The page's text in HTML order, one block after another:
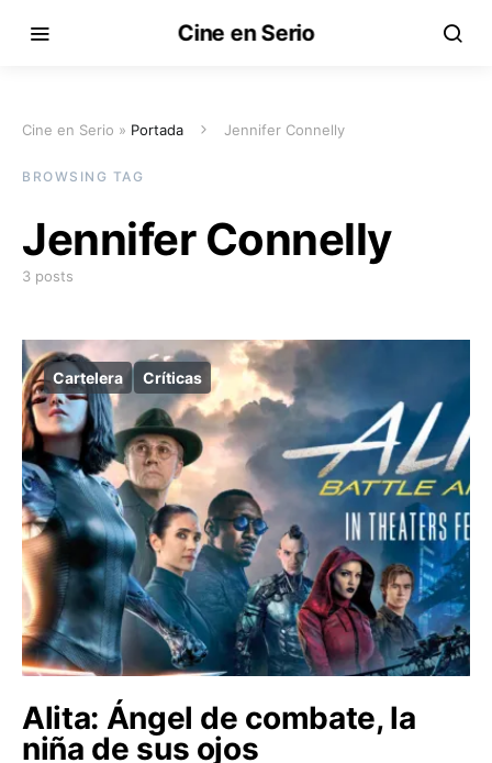
Cine en Serio
Cine en Serio » Portada Jennifer Connelly
BROWSING TAG
Jennifer Connelly
3 posts
Cartelera Críticas
Alita: Ángel de combate, la
niña de sus ojos